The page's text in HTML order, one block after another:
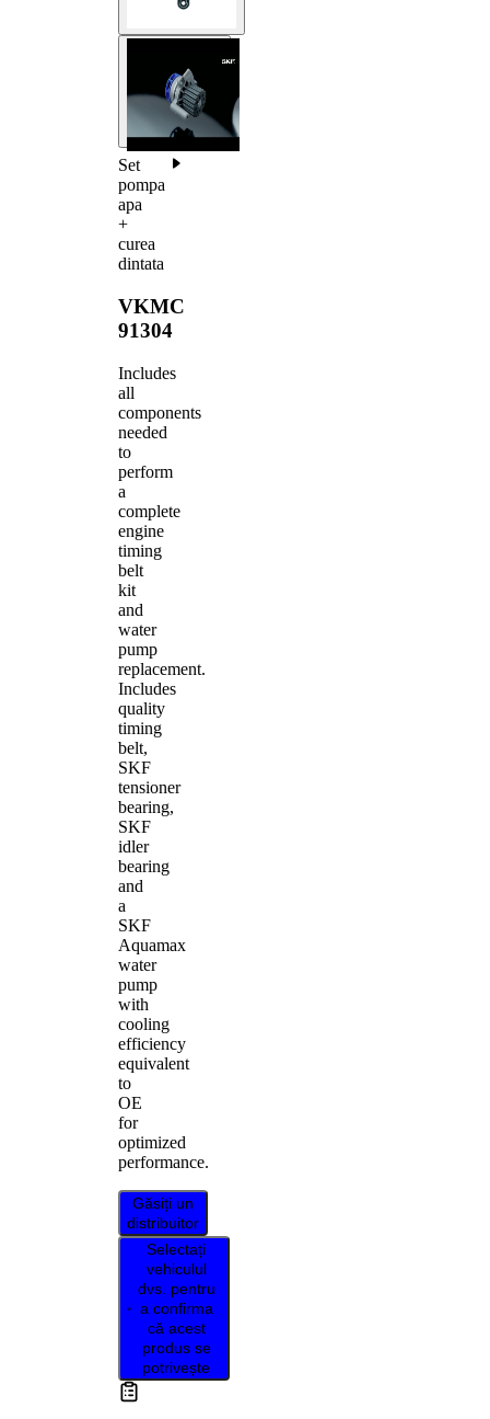
Set
pompa
apa
+
curea
dintata
VKMC
91304
Includes
all
components
needed
to
perform
a
complete
engine
timing
belt
kit
and
water
pump
replacement.
Includes
quality
timing
belt,
SKF
tensioner
bearing,
SKF
idler
bearing
and
a
SKF
Aquamax
water
pump
with
cooling
efficiency
equivalent
to
OE
for
optimized
performance.
Găsiți un
distribuitor
Selectați
vehiculul
dvs. pentru
a confirma
că acest
produs se
potrivește